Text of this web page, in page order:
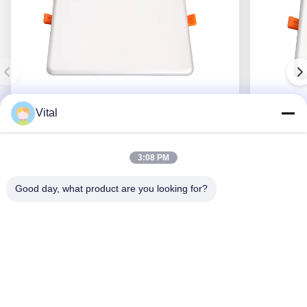
Obtenha o melhor preço
Vital
3:08 PM
Good day, what product are you looking for?